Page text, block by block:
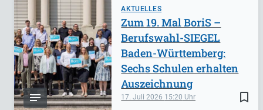
AKTUELLES
bookmark_border
17. Juli 2026 15:20
Zum 19. Mal BoriS –
Berufswahl-SIEGEL
Baden-Württemberg:
Sechs Schulen erhalten
Auszeichnung